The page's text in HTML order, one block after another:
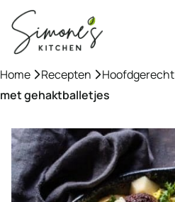
naar
inhoud
Home »Recepten »Hoofdgerecht
met gehaktballetjes